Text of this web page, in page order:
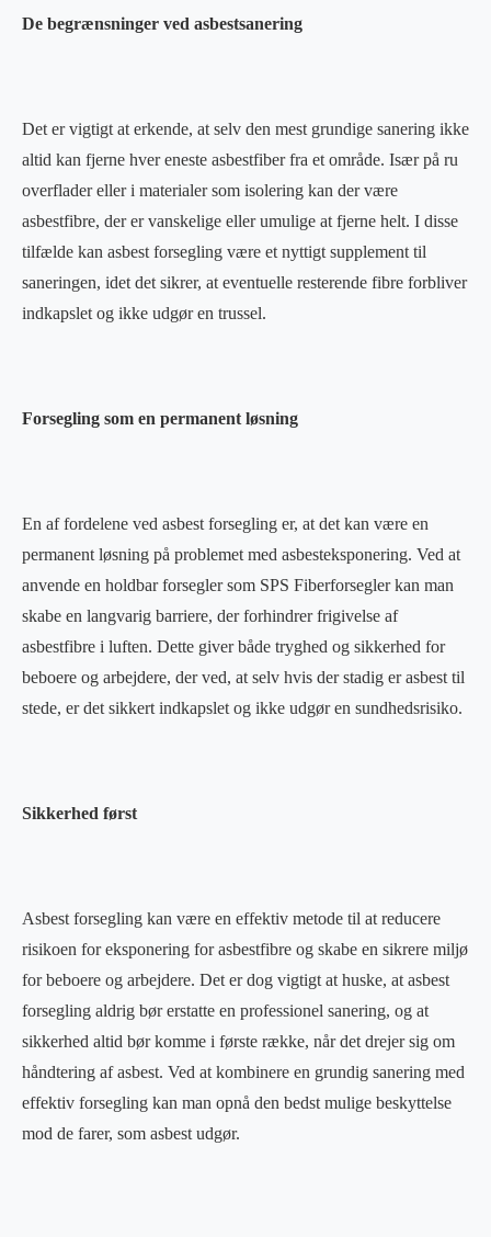
De begrænsninger ved asbestsanering
Det er vigtigt at erkende, at selv den mest grundige sanering ikke
altid kan fjerne hver eneste asbestfiber fra et område. Især på ru
overflader eller i materialer som isolering kan der være
asbestfibre, der er vanskelige eller umulige at fjerne helt. I disse
tilfælde kan asbest forsegling være et nyttigt supplement til
saneringen, idet det sikrer, at eventuelle resterende fibre forbliver
indkapslet og ikke udgør en trussel.
Forsegling som en permanent løsning
En af fordelene ved asbest forsegling er, at det kan være en
permanent løsning på problemet med asbesteksponering. Ved at
anvende en holdbar forsegler som SPS Fiberforsegler kan man
skabe en langvarig barriere, der forhindrer frigivelse af
asbestfibre i luften. Dette giver både tryghed og sikkerhed for
beboere og arbejdere, der ved, at selv hvis der stadig er asbest til
stede, er det sikkert indkapslet og ikke udgør en sundhedsrisiko.
Sikkerhed først
Asbest forsegling kan være en effektiv metode til at reducere
risikoen for eksponering for asbestfibre og skabe en sikrere miljø
for beboere og arbejdere. Det er dog vigtigt at huske, at asbest
forsegling aldrig bør erstatte en professionel sanering, og at
sikkerhed altid bør komme i første række, når det drejer sig om
håndtering af asbest. Ved at kombinere en grundig sanering med
effektiv forsegling kan man opnå den bedst mulige beskyttelse
mod de farer, som asbest udgør.